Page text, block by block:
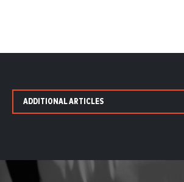
ADDITIONAL ARTICLES